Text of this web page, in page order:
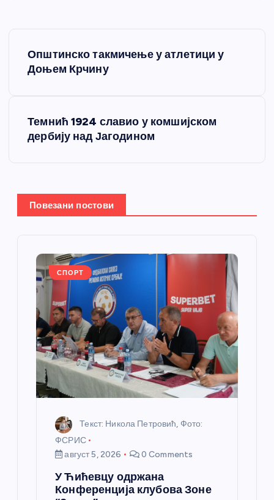
њ
е
Општинско такмичење у атлетици у
Доњем Крчину
Темнић 1924 славио у комшијском
дербију над Јагодином
Повезани постови
СПОРТ
Текст: Никола Петровић, Фото:
ФСРИС
август 5, 2026
0 Comments
У Ћићевцу одржана
Конференција клубова Зоне